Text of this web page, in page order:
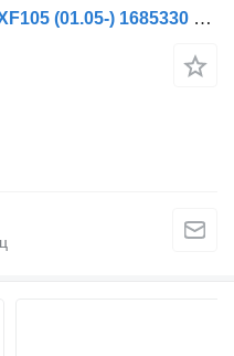
Зеркало заднего вида DAF XF105 (01.05-) 1685330 1812861 для грузовика DAF XF95, XF105 (2001-2014)